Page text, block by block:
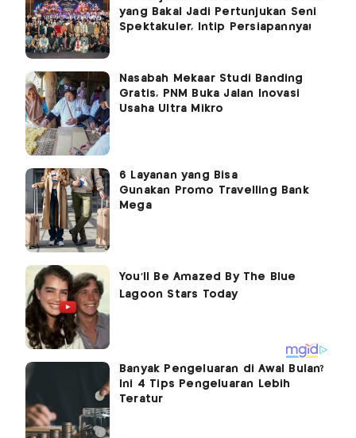
yang Bakal Jadi Pertunjukan Seni
Spektakuler, Intip Persiapannya!
Nasabah Mekaar Studi Banding
Gratis, PNM Buka Jalan Inovasi
Usaha Ultra Mikro
6 Layanan yang Bisa
Gunakan Promo Travelling Bank
Mega
Banyak Pengeluaran di Awal Bulan?
Ini 4 Tips Pengeluaran Lebih
Teratur